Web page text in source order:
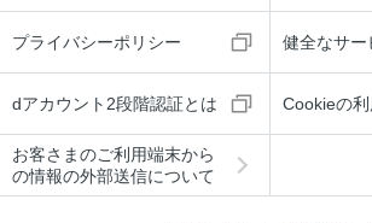
プライバシーポリシー 健全なサー
dアカウント2段階認証とは Cookieの
お客さまのご利用端末から
の情報の外部送信について